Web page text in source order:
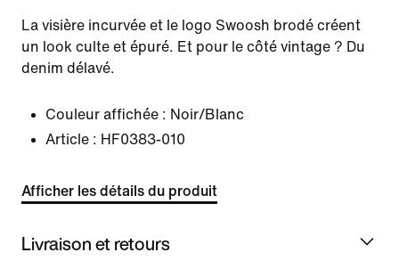
La visière incurvée et le logo Swoosh brodé créent
un look culte et épuré. Et pour le côté vintage ? Du
denim délavé.
Couleur affichée : Noir/Blanc
Article : HF0383-010
Afficher les détails du produit
Livraison et retours